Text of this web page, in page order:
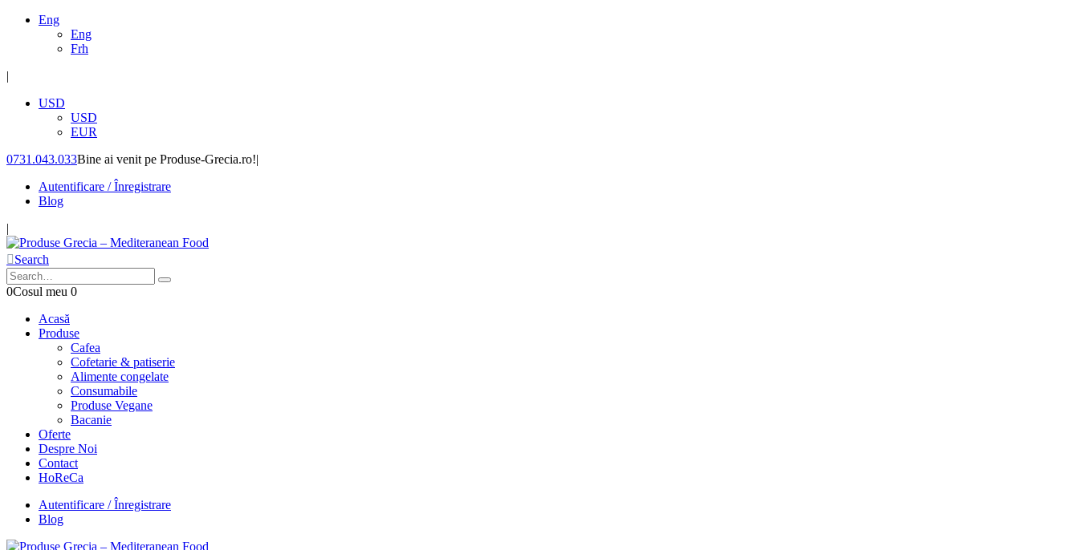
Eng
Eng
Frh
|
USD
USD
EUR
0731.043.033Bine ai venit pe Produse-Grecia.ro!|
Autentificare / Înregistrare
Blog
|
Search
0Cosul meu 0
Acasă
Produse
Cafea
Cofetarie & patiserie
Alimente congelate
Consumabile
Produse Vegane
Bacanie
Oferte
Despre Noi
Contact
HoReCa
Autentificare / Înregistrare
Blog